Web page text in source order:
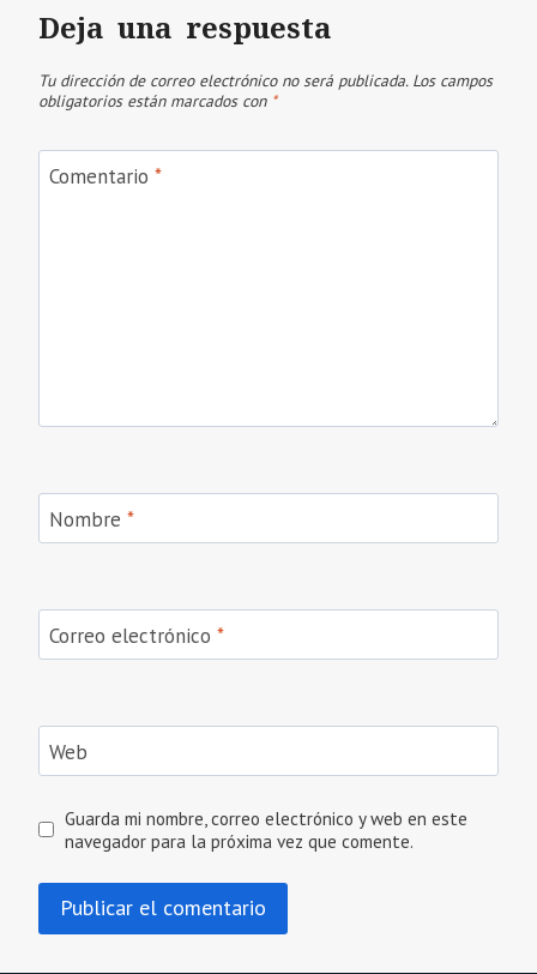
Deja una respuesta
Tu dirección de correo electrónico no será publicada. Los campos
obligatorios están marcados con *
Comentario *
Nombre *
Correo electrónico *
Web
Guarda mi nombre, correo electrónico y web en este
navegador para la próxima vez que comente.